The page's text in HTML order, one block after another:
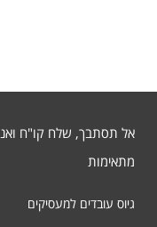
אל תסתבך, שלח קו"ח
מתאימות
גיוס עובדים למעסיקים